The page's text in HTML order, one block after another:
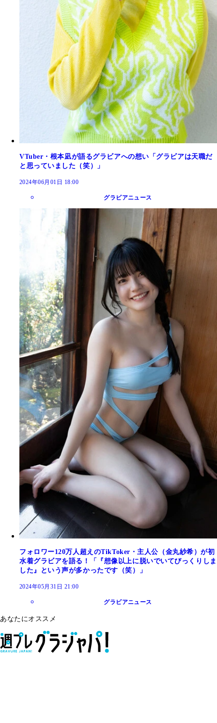
VTuber・根本凪が語るグラビアへの想い「グラビアは天職だ
と思っていました（笑）」
2024年06月01日 18:00
グラビアニュース
フォロワー120万人超えのTikToker・主人公（金丸紗希）が初
水着グラビアを語る！「『想像以上に脱いでいてびっくりしま
した』という声が多かったです（笑）」
2024年05月31日 21:00
グラビアニュース
あなたにオススメ